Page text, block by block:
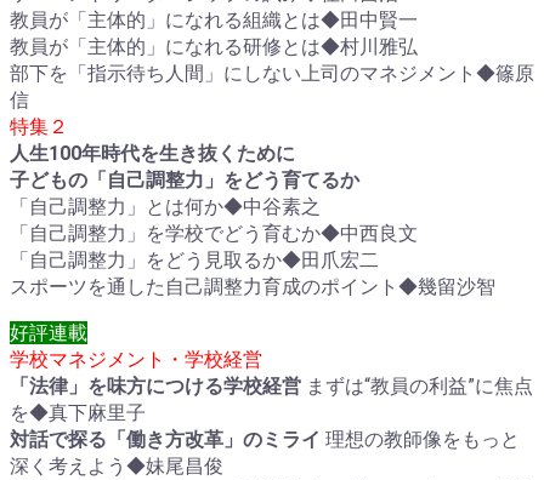
教員が「主体的」になれる組織とは◆田中賢一
教員が「主体的」になれる研修とは◆村川雅弘
部下を「指示待ち人間」にしない上司のマネジメント◆篠原
信
特集２
人生100年時代を生き抜くために
子どもの「自己調整力」をどう育てるか
「自己調整力」とは何か◆中谷素之
「自己調整力」を学校でどう育むか◆中西良文
「自己調整力」をどう見取るか◆田爪宏二
スポーツを通した自己調整力育成のポイント◆幾留沙智
好評連載
学校マネジメント・学校経営
「法律」を味方につける学校経営 まずは“教員の利益”に焦点
を◆真下麻里子
対話で探る「働き方改革」のミライ 理想の教師像をもっと
深く考えよう◆妹尾昌俊